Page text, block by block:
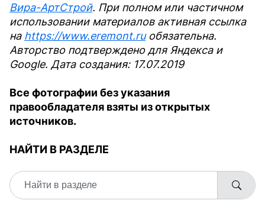
Вира-АртСтрой. При полном или частичном
использовании материалов активная ссылка
на https://www.eremont.ruобязательна.
Авторство подтверждено для Яндекса и
Google. Дата создания: 17.07.2019
Все фотографии без указания
правообладателя взяты из открытых
источников.
НАЙТИ В РАЗДЕЛЕ